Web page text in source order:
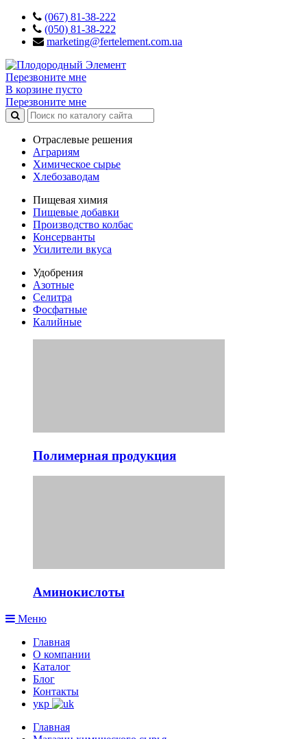
(067) 81-38-222
(050) 81-38-222
marketing@fertelement.com.ua
Перезвоните мне
В корзине пусто
Перезвоните мне
Отраслевые решения
Аграриям
Химическое сырье
Хлебозаводам
Пищевая химия
Пищевые добавки
Производство колбас
Консерванты
Усилители вкуса
Удобрения
Азотные
Селитра
Фосфатные
Калийные
Полимерная продукция
Аминокислоты
Меню
Главная
О компании
Каталог
Блог
Контакты
укр
Главная